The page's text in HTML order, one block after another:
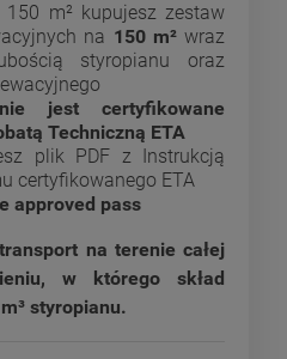
m² kupujesz zestaw
na 150 m²wraz
styropianu oraz
jest certyfikowane
Techniczną ETA
plik PDF z Instrukcją
certyfikowanego ETA
approved pass
na terenie całej
w którego skład
styropianu.